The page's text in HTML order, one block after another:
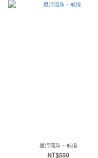
星河流珠・戒指
NT$550